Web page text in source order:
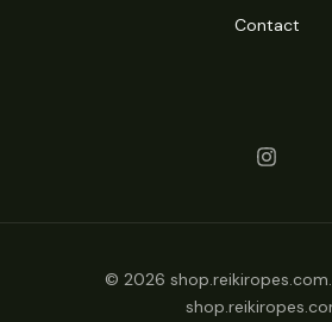
Contact
© 2026